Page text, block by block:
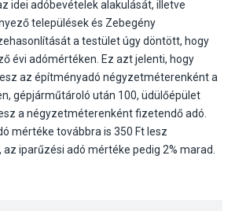
idei adóbevételek alakulását, illetve
települések és Zebegény
a testület úgy döntött, hogy
évi adómértéken. Ez azt jelenti, hogy
az építményadó négyzetméterenként a
gépjárműtároló után 100, üdülőépület
a négyzetméterenként fizetendő adó.
mértéke továbbra is 350 Ft lesz
iparűzési adó mértéke pedig 2% marad.